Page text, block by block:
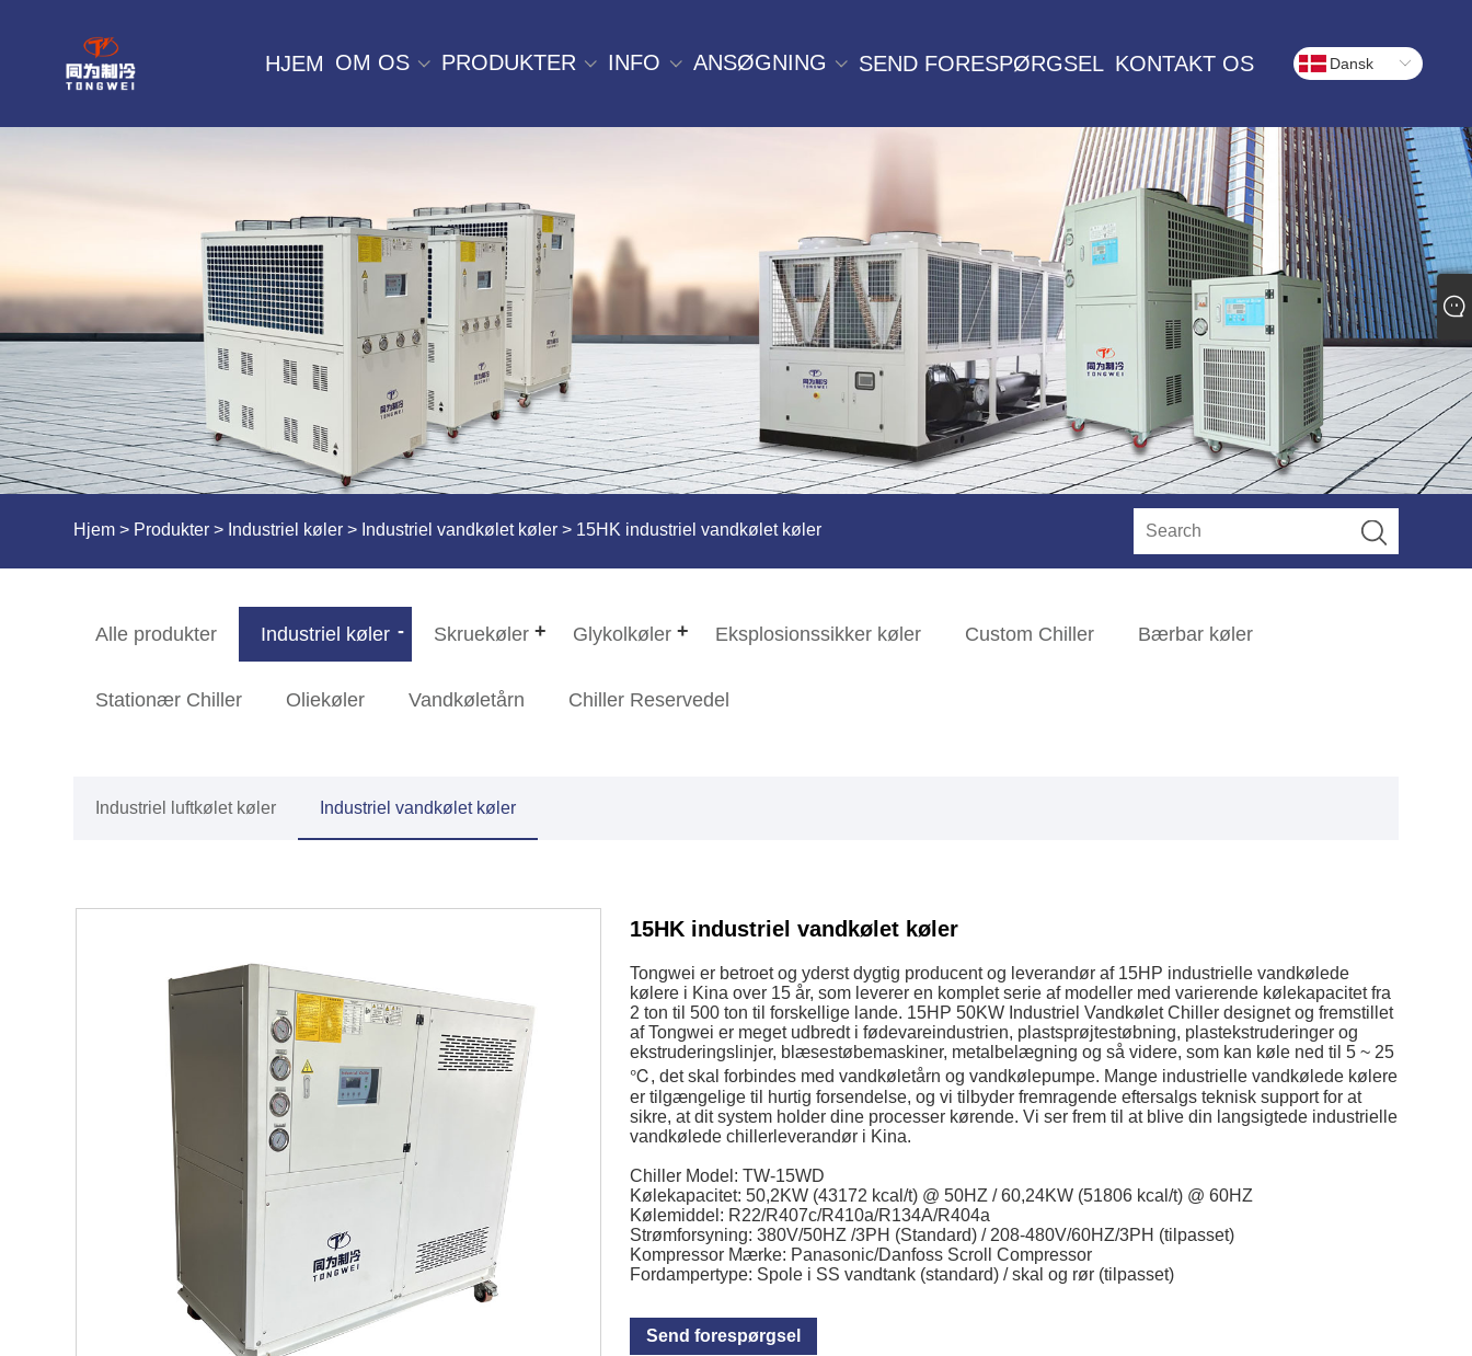
HJEM OM OS PRODUKTER INFO ANSØGNING SEND FORESPØRGSEL KONTAKT OS Dansk
Hjem > Produkter > Industriel køler > Industriel vandkølet køler > 15HK industriel vandkølet køler
Alle produkter Industriel køler Skruekøler Glykolkøler Eksplosionssikker køler Custom Chiller Bærbar køler
Stationær Chiller Oliekøler Vandkøletårn Chiller Reservedel
Industriel luftkølet køler Industriel vandkølet køler
15HK industriel vandkølet køler
Tongwei er betroet og yderst dygtig producent og leverandør af 15HP industrielle vandkølede
kølere i Kina over 15 år, som leverer en komplet serie af modeller med varierende kølekapacitet fra
2 ton til 500 ton til forskellige lande. 15HP 50KW Industriel Vandkølet Chiller designet og fremstillet
af Tongwei er meget udbredt i fødevareindustrien, plastsprøjtestøbning, plastekstruderinger og
ekstruderingslinjer, blæsestøbemaskiner, metalbelægning og så videre, som kan køle ned til 5 ~ 25
℃, det skal forbindes med vandkøletårn og vandkølepumpe. Mange industrielle vandkølede kølere
er tilgængelige til hurtig forsendelse, og vi tilbyder fremragende eftersalgs teknisk support for at
sikre, at dit system holder dine processer kørende. Vi ser frem til at blive din langsigtede industrielle
vandkølede chillerleverandør i Kina.
Chiller Model: TW-15WD
Kølekapacitet: 50,2KW (43172 kcal/t) @ 50HZ / 60,24KW (51806 kcal/t) @ 60HZ
Kølemiddel: R22/R407c/R410a/R134A/R404a
Strømforsyning: 380V/50HZ /3PH (Standard) / 208-480V/60HZ/3PH (tilpasset)
Kompressor Mærke: Panasonic/Danfoss Scroll Compressor
Fordampertype: Spole i SS vandtank (standard) / skal og rør (tilpasset)
Send forespørgsel